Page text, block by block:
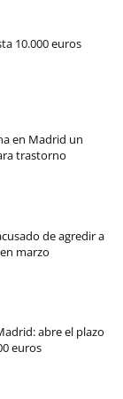
10.000 euros
en Madrid un
trastorno
de agredir a
marzo
abre el plazo
euros